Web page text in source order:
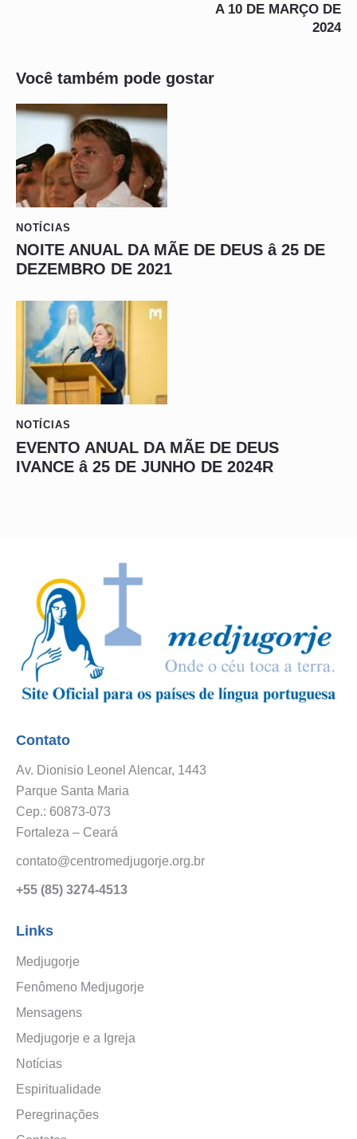
A 10 DE MARÇO DE
2024
Você também pode gostar
NOTÍCIAS
NOITE ANUAL DA MÃE DE DEUS â 25 DE
DEZEMBRO DE 2021
NOTÍCIAS
EVENTO ANUAL DA MÃE DE DEUS
IVANCE â 25 DE JUNHO DE 2024R
Contato
Av. Dionisio Leonel Alencar, 1443
Parque Santa Maria
Cep.: 60873-073
Fortaleza – Ceará
contato@centromedjugorje.org.br
+55 (85) 3274-4513
Links
Medjugorje
Fenômeno Medjugorje
Mensagens
Medjugorje e a Igreja
Notícias
Espiritualidade
Peregrinações